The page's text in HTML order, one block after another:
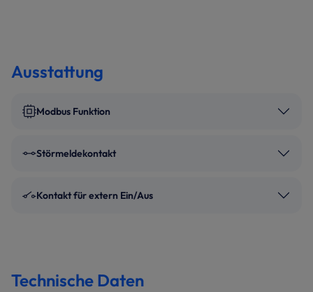
Ausstattung
Modbus Funktion
Störmeldekontakt
Kontakt für extern Ein/Aus
Technische Daten